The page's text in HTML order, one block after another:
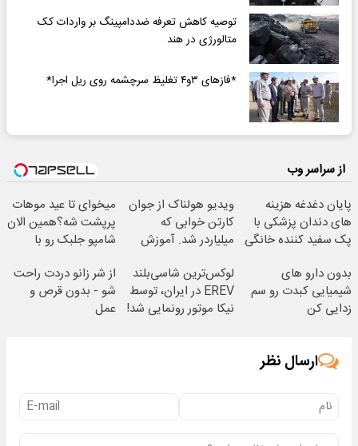
توصیه کاهش تعرفه ضددامپینگ بر واردات کک
متالورژی در هند
*فازهای ۳و۴ تغلیظ سرچشمه روی ریل اجرا*
از سراسر وب
پایان دغدغه هزینه
های دندان پزشکی با
پک سفید کننده خانگی
ویدیو هولناک از جوان
کارتن خوابی که
میلیاردر شد. آموزش
میخوای تا عید موهات
پرپشت شه؟همین الان
شامپو جلبک رو با
بدون دارو های
شیمیایی کبدت رو سم
زدایی کن
لوکس‌ترین شاسی‌بلند
EREV در ایران، توسط
نیکا موتور رونمایی شد!
از شر زانو دردت راحت
شو - بدون قرص و
عمل
ارسال نظر